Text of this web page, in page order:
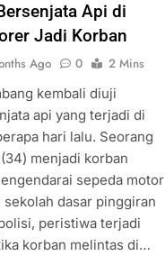
Api di
Jadi Korban
Ago 0
2 Mins
kembali diuji
api yang terjadi di
hari lalu. Seorang
menjadi korban
sepeda motor
dasar pinggiran
peristiwa terjadi
korban melintas di…